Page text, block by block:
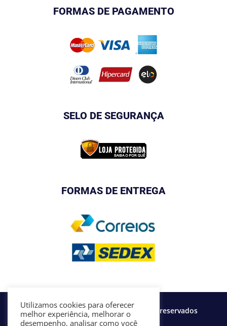
FORMAS DE PAGAMENTO
SELO DE SEGURANÇA
FORMAS DE ENTREGA
©2020 FBSjerseys - Todos os direitos reservados
Utilizamos cookies para oferecer
melhor experiência, melhorar o
desempenho, analisar como você